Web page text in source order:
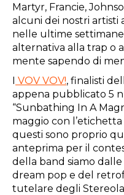
Martyr, Francie,
alcuni dei nostri artisti
nelle ultime
alternativa alla trap o
mente sapendo di
I VOV VOV!, finalisti
appena pubblicato 5
“Sunbathing In A
maggio con
questi sono proprio
anteprima per il
della band siamo
dream pop e del
tutelare degli